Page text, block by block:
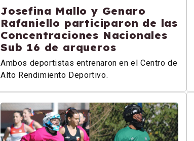
Josefina Mallo y Genaro
Rafaniello participaron de las
Concentraciones Nacionales
Sub 16 de arqueros
Ambos deportistas entrenaron en el Centro de
Alto Rendimiento Deportivo.